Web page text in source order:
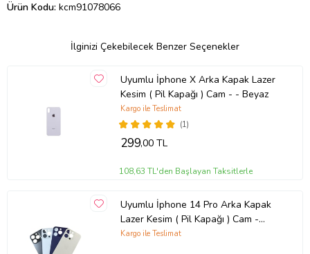
Ürün Kodu: kcm91078066
İlginizi Çekebilecek Benzer Seçenekler
Uyumlu İphone X Arka Kapak Lazer
Kesim ( Pil Kapağı ) Cam - - Beyaz
(1)
Kargo ile Teslimat
299,00 TL
108,63 TL'den Başlayan Taksitlerle
Uyumlu İphone 14 Pro Arka Kapak
Lazer Kesim ( Pil Kapağı ) Cam -
Siyah
Kargo ile Teslimat